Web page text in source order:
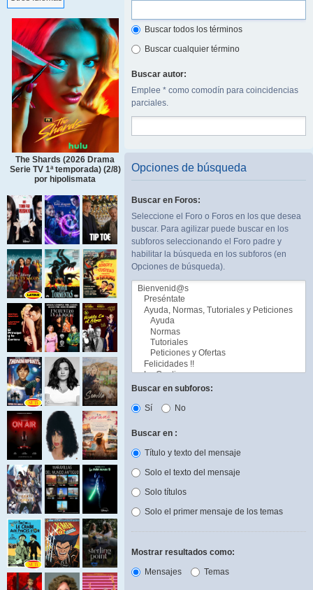
The Shards (2026 Drama
Serie TV 1ª temporada) (2/8)
por hipolismata
Buscar todos los términos
Buscar cualquier término
Buscar autor:
Emplee * como comodín para coincidencias
parciales.
Opciones de búsqueda
Buscar en Foros:
Seleccione el Foro o Foros en los que desea
buscar. Para agilizar puede buscar en los
subforos seleccionando el Foro padre y
habilitar la búsqueda en los subforos (en
Opciones de búsqueda).
Buscar en subforos:
Sí
No
Buscar en :
Título y texto del mensaje
Solo el texto del mensaje
Solo títulos
Solo el primer mensaje de los temas
Mostrar resultados como:
Mensajes
Temas